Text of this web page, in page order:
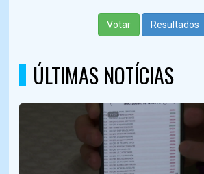
Votar Resultados
ÚLTIMAS NOTÍCIAS